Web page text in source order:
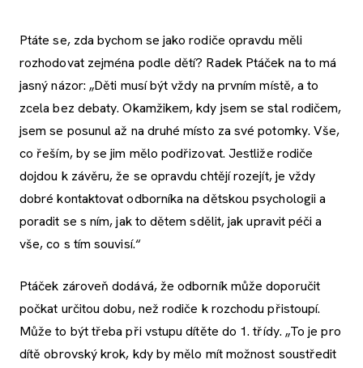
Ptáte se, zda bychom se jako rodiče opravdu měli
rozhodovat zejména podle dětí? Radek Ptáček na to má
jasný názor: „Děti musí být vždy na prvním místě, a to
zcela bez debaty. Okamžikem, kdy jsem se stal rodičem,
jsem se posunul až na druhé místo za své potomky. Vše,
co řeším, by se jim mělo podřizovat. Jestliže rodiče
dojdou k závěru, že se opravdu chtějí rozejít, je vždy
dobré kontaktovat odborníka na dětskou psychologii a
poradit se s ním, jak to dětem sdělit, jak upravit péči a
vše, co s tím souvisí.“
Ptáček zároveň dodává, že odborník může doporučit
počkat určitou dobu, než rodiče k rozchodu přistoupí.
Může to být třeba při vstupu dítěte do 1. třídy. „To je pro
dítě obrovský krok, kdy by mělo mít možnost soustředit